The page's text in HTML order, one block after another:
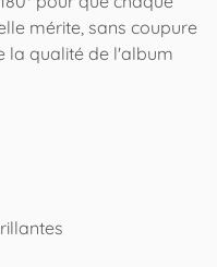
mérite, sans coupure
la qualité de l'album